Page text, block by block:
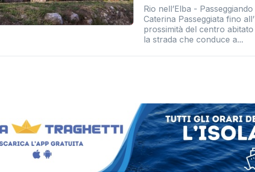
Rio nell’Elba -
Caterina Passeggiata fino
prossimità del centro
la strada che conduce a...